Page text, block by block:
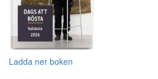
Ladda ner boken